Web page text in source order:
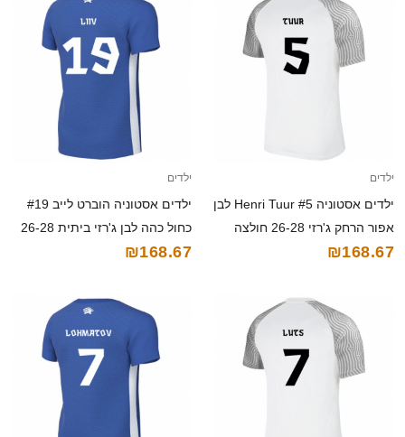
ילדים
ילדים אסטוניה Henri Tuur #5 לבן
אפור הרחק ג'רזי 26-28 חולצה
קצרה
₪168.67
ילדים
ילדים אסטוניה הוברט לייב #19
כחול כהה לבן ג'רזי ביתית 26-28
חולצה קצרה
₪168.67